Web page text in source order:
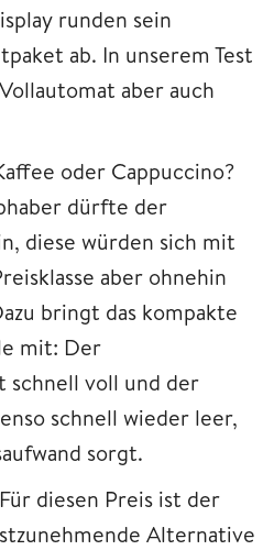
runden sein
ab. In unserem Test
aber auch
oder Cappuccino?
dürfte der
diese würden sich mit
aber ohnehin
bringt das kompakte
mit: Der
schnell voll und der
schnell wieder leer,
sorgt.
diesen Preis ist der
Alternative